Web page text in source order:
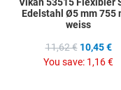
Edelstahl Ø5 mm 755
weiss
11,62 € 10,45 €
You save: 1,16 €